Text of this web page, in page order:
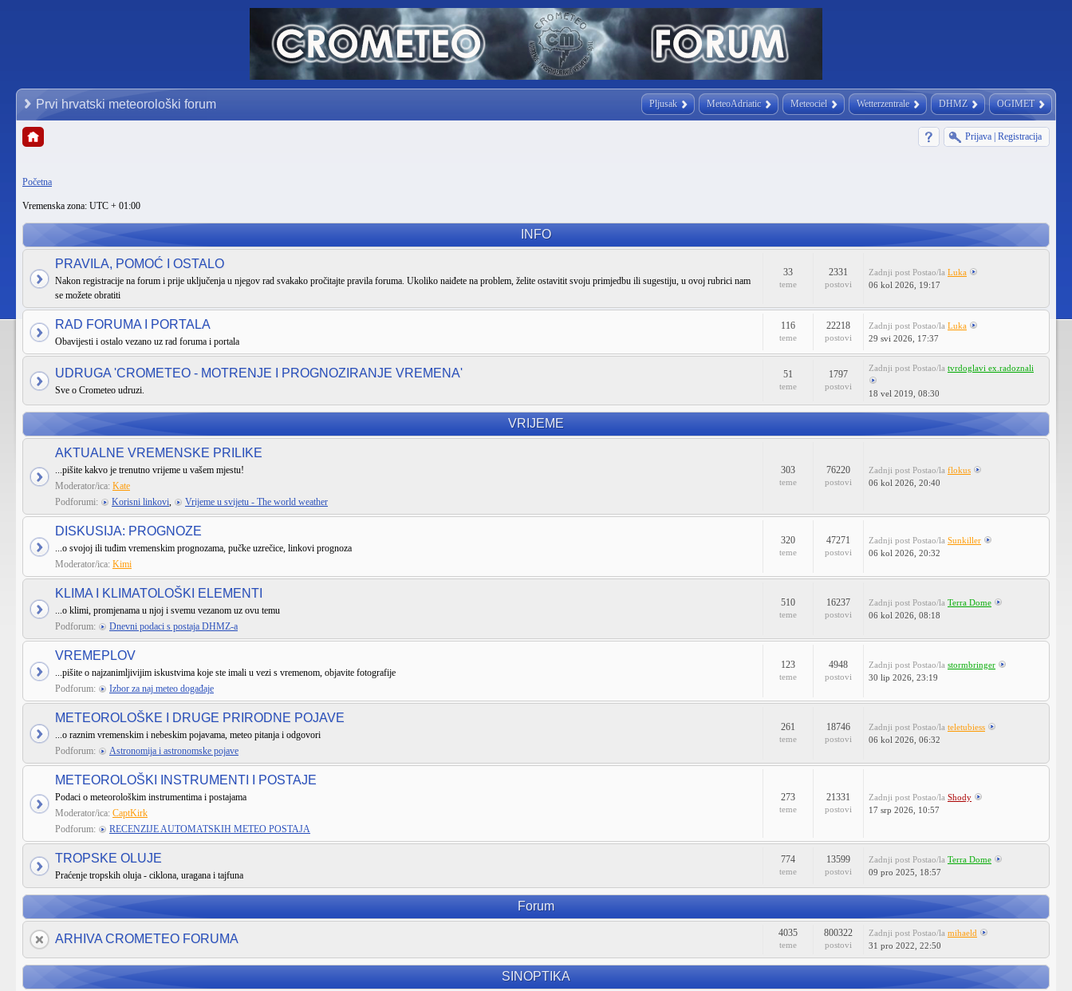
Pljusak MeteoAdriatic Meteociel Wetterzentrale DHMZ OGIMET
Prvi hrvatski meteorološki forum
Prijava Registracija
Početna
Vremenska zona: UTC + 01:00
INFO
PRAVILA, POMOĆ I OSTALO
Nakon registracije na forum i prije uključenja u njegov rad svakako pročitajte pravila foruma. Ukoliko naiđete na problem, želite ostavitit svoju primjedbu ili sugestiju, u ovoj rubrici nam
se možete obratiti
33
teme
2331
postovi
Zadnji post Postao/la Luka
06 kol 2026, 19:17
RAD FORUMA I PORTALA
Obavijesti i ostalo vezano uz rad foruma i portala
116
teme
22218
postovi
Zadnji post Postao/la Luka
29 svi 2026, 17:37
UDRUGA 'CROMETEO - MOTRENJE I PROGNOZIRANJE VREMENA'
Sve o Crometeo udruzi.
51
teme
1797
postovi
Zadnji post Postao/la tvrdoglavi ex.radoznali
18 vel 2019, 08:30
VRIJEME
AKTUALNE VREMENSKE PRILIKE
...pišite kakvo je trenutno vrijeme u vašem mjestu!
Moderator/ica: Kate
Podforumi:
Korisni linkovi, Vrijeme u svijetu - The world weather
303
teme
76220
postovi
Zadnji post Postao/la flokus
06 kol 2026, 20:40
DISKUSIJA: PROGNOZE
...o svojoj ili tuđim vremenskim prognozama, pučke uzrečice, linkovi prognoza
Moderator/ica: Kimi
320
teme
47271
postovi
Zadnji post Postao/la Sunkiller
06 kol 2026, 20:32
KLIMA I KLIMATOLOŠKI ELEMENTI
...o klimi, promjenama u njoj i svemu vezanom uz ovu temu
Podforum:
Dnevni podaci s postaja DHMZ-a
510
teme
16237
postovi
Zadnji post Postao/la Terra Dome
06 kol 2026, 08:18
VREMEPLOV
...pišite o najzanimljivijim iskustvima koje ste imali u vezi s vremenom, objavite fotografije
Podforum:
Izbor za naj meteo događaje
123
teme
4948
postovi
Zadnji post Postao/la stormbringer
30 lip 2026, 23:19
METEOROLOŠKE I DRUGE PRIRODNE POJAVE
...o raznim vremenskim i nebeskim pojavama, meteo pitanja i odgovori
Podforum:
Astronomija i astronomske pojave
261
teme
18746
postovi
Zadnji post Postao/la teletubiess
06 kol 2026, 06:32
METEOROLOŠKI INSTRUMENTI I POSTAJE
Podaci o meteorološkim instrumentima i postajama
Moderator/ica: CaptKirk
Podforum:
RECENZIJE AUTOMATSKIH METEO POSTAJA
273
teme
21331
postovi
Zadnji post Postao/la Shody
17 srp 2026, 10:57
TROPSKE OLUJE
Praćenje tropskih oluja - ciklona, uragana i tajfuna
774
teme
13599
postovi
Zadnji post Postao/la Terra Dome
09 pro 2025, 18:57
Forum
ARHIVA CROMETEO FORUMA 4035
teme
800322
postovi
Zadnji post Postao/la mihaeld
31 pro 2022, 22:50
SINOPTIKA